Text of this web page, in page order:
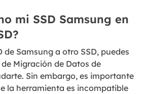
mi SSD Samsung en
de Samsung a otro SSD, puedes
Migración de Datos de
Sin embargo, es importante
la herramienta es incompatible